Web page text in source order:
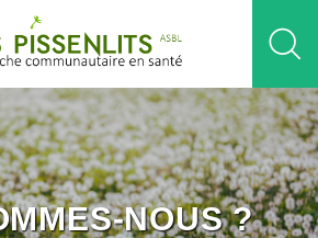
NOUS ?